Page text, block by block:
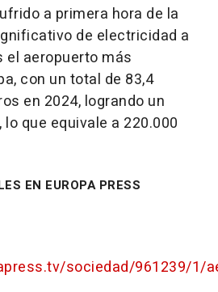
a primera hora de la
de electricidad a
el aeropuerto más
con un total de 83,4
en 2024, logrando un
que equivale a 220.000
EN EUROPA PRESS
sociedad/961239/1/